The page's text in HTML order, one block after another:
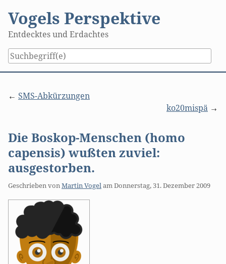
content
Vogels Perspektive
Entdecktes und Erdachtes
SMS-Abkürzungen
ko20mispä
Die Boskop-Menschen (homo
capensis) wußten zuviel:
ausgestorben.
Geschrieben vonMartin VogelamDonnerstag, 31. Dezember 2009